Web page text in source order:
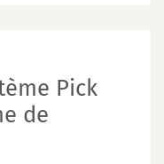
Pick
de